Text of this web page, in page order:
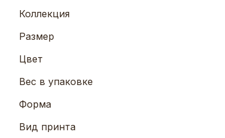
Коллекция
Размер
Цвет
Вес в упаковке
Форма
Вид принта